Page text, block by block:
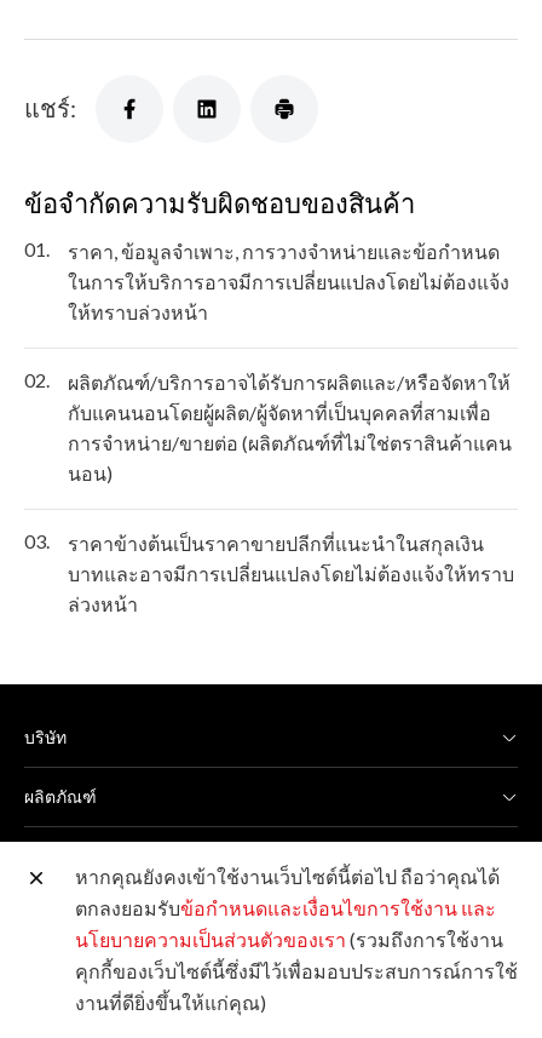
แชร์:
ข้อจำกัดความรับผิดชอบของสินค้า
01.
ราคา, ข้อมูลจำเพาะ, การวางจำหน่ายและข้อกำหนด
ในการให้บริการอาจมีการเปลี่ยนแปลงโดยไม่ต้องแจ้ง
ให้ทราบล่วงหน้า
02.
ผลิตภัณฑ์/บริการอาจได้รับการผลิตและ/หรือจัดหาให้
กับแคนนอนโดยผู้ผลิต/ผู้จัดหาที่เป็นบุคคลที่สามเพื่อ
การจำหน่าย/ขายต่อ (ผลิตภัณฑ์ที่ไม่ใช่ตราสินค้าแคน
นอน)
03.
ราคาข้างต้นเป็นราคาขายปลีกที่แนะนำในสกุลเงิน
บาทและอาจมีการเปลี่ยนแปลงโดยไม่ต้องแจ้งให้ทราบ
ล่วงหน้า
บริษัท
ผลิตภัณฑ์
การสนับสนุนและดาวน์โหลด
หากคุณยังคงเข้าใช้งานเว็บไซต์นี้ต่อไป ถือว่าคุณได้
ตกลงยอมรับข้อกำหนดและเงื่อนไขการใช้งาน และ
นโยบายความเป็นส่วนตัวของเรา (รวมถึงการใช้งาน
คุกกี้ของเว็บไซต์นี้ซึ่งมีไว้เพื่อมอบประสบการณ์การใช้
งานที่ดียิ่งขึ้นให้แก่คุณ)